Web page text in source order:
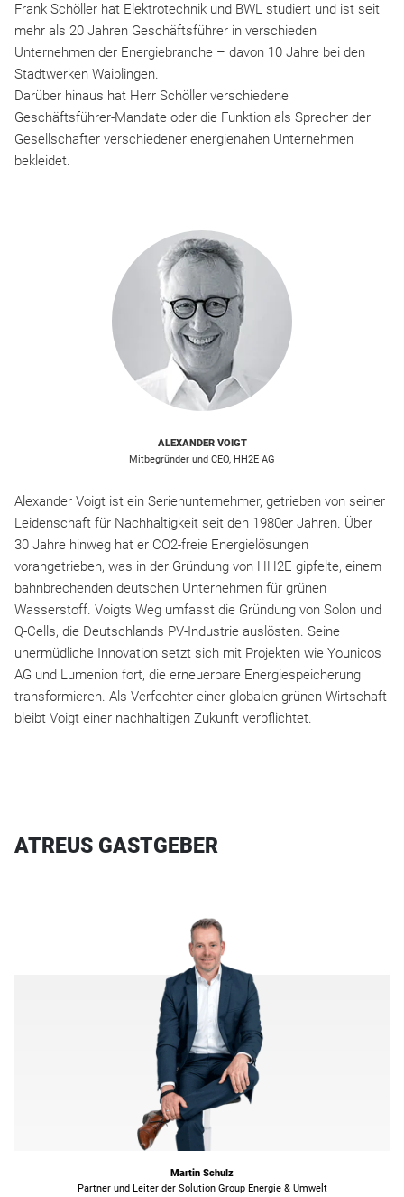
Frank Schöller hat Elektrotechnik und BWL studiert und ist seit
mehr als 20 Jahren Geschäftsführer in verschieden
Unternehmen der Energiebranche – davon 10 Jahre bei den
Stadtwerken Waiblingen.
Darüber hinaus hat Herr Schöller verschiedene
Geschäftsführer-Mandate oder die Funktion als Sprecher der
Gesellschafter verschiedener energienahen Unternehmen
bekleidet.
ALEXANDER VOIGT
Mitbegründer und CEO, HH2E AG
Alexander Voigt ist ein Serienunternehmer, getrieben von seiner
Leidenschaft für Nachhaltigkeit seit den 1980er Jahren. Über
30 Jahre hinweg hat er CO2-freie Energielösungen
vorangetrieben, was in der Gründung von HH2E gipfelte, einem
bahnbrechenden deutschen Unternehmen für grünen
Wasserstoff. Voigts Weg umfasst die Gründung von Solon und
Q-Cells, die Deutschlands PV-Industrie auslösten. Seine
unermüdliche Innovation setzt sich mit Projekten wie Younicos
AG und Lumenion fort, die erneuerbare Energiespeicherung
transformieren. Als Verfechter einer globalen grünen Wirtschaft
bleibt Voigt einer nachhaltigen Zukunft verpflichtet.
ATREUS GASTGEBER
Martin Schulz
Partner und Leiter der Solution Group Energie & Umwelt